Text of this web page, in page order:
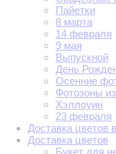
Пайетки
8 марта
14 февраля
9 мая
Выпускной
День
Осенние
Фотозоны
Хэллоуин
23 февраля
Доставка цветов
Доставка цветов
Букет для